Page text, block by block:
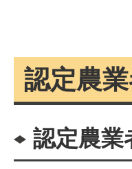
認定農
認定農業